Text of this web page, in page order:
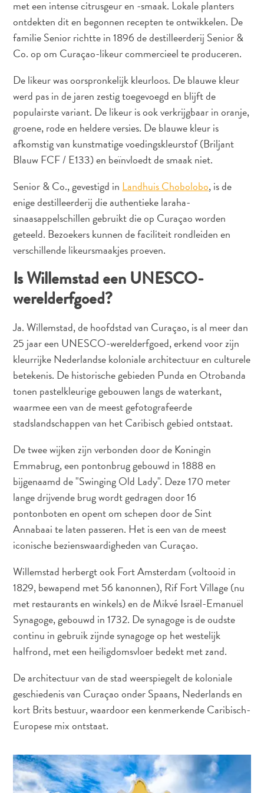
Curaçao
Curaçao
Reis
Evenementen
Romantiek
&
Bruiloften
Vergaderingen
Conferenties
Reizen
naar
Curaçao
Lokaal
Curaçaose
cultuur
The
Blue
Wave
Blogs
Activiteiten
Duiken
Kindvriendelijk
&
Eten
Plan
Je
Trip
The
Blue
Updates
Nieuwste
Activiteiten
Duiken
Kindvriendelijk
Kultuur
Eten
Plan
Je
Trip
Wave
Updates
met een intense citrusgeur en -smaak. Lokale planters
ontdekten dit en begonnen recepten te ontwikkelen. De
familie Senior richtte in 1896 de destilleerderij Senior &
Co. op om Curaçao-likeur commercieel te produceren.
De likeur was oorspronkelijk kleurloos. De blauwe kleur
werd pas in de jaren zestig toegevoegd en blijft de
populairste variant. De likeur is ook verkrijgbaar in oranje,
groene, rode en heldere versies. De blauwe kleur is
afkomstig van kunstmatige voedingskleurstof (Briljant
Blauw FCF / E133) en beïnvloedt de smaak niet.
Senior & Co., gevestigd in Landhuis Chobolobo, is de
enige destilleerderij die authentieke laraha-
sinaasappelschillen gebruikt die op Curaçao worden
geteeld. Bezoekers kunnen de faciliteit rondleiden en
verschillende likeursmaakjes proeven.
Is Willemstad een UNESCO-
werelderfgoed?
Ja. Willemstad, de hoofdstad van Curaçao, is al meer dan
25 jaar een UNESCO-werelderfgoed, erkend voor zijn
kleurrijke Nederlandse koloniale architectuur en culturele
betekenis. De historische gebieden Punda en Otrobanda
tonen pastelkleurige gebouwen langs de waterkant,
waarmee een van de meest gefotografeerde
stadslandschappen van het Caribisch gebied ontstaat.
De twee wijken zijn verbonden door de Koningin
Emmabrug, een pontonbrug gebouwd in 1888 en
bijgenaamd de "Swinging Old Lady". Deze 170 meter
lange drijvende brug wordt gedragen door 16
pontonboten en opent om schepen door de Sint
Annabaai te laten passeren. Het is een van de meest
iconische bezienswaardigheden van Curaçao.
Willemstad herbergt ook Fort Amsterdam (voltooid in
1829, bewapend met 56 kanonnen), Rif Fort Village (nu
met restaurants en winkels) en de Mikvé Israël-Emanuël
Synagoge, gebouwd in 1732. De synagoge is de oudste
continu in gebruik zijnde synagoge op het westelijk
halfrond, met een heiligdomsvloer bedekt met zand.
De architectuur van de stad weerspiegelt de koloniale
geschiedenis van Curaçao onder Spaans, Nederlands en
kort Brits bestuur, waardoor een kenmerkende Caribisch-
Europese mix ontstaat.